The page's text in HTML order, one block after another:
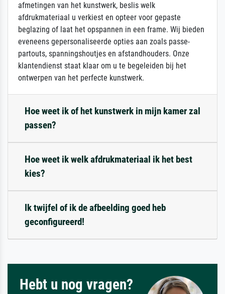
afmetingen van het kunstwerk, beslis welk
afdrukmateriaal u verkiest en opteer voor gepaste
beglazing of laat het opspannen in een frame. Wij bieden
eveneens gepersonaliseerde opties aan zoals passe-
partouts, spanningshoutjes en afstandhouders. Onze
klantendienst staat klaar om u te begeleiden bij het
ontwerpen van het perfecte kunstwerk.
Hoe weet ik of het kunstwerk in mijn kamer zal
passen?
Hoe weet ik welk afdrukmateriaal ik het best
kies?
Ik twijfel of ik de afbeelding goed heb
geconfigureerd!
Hebt u nog vragen?